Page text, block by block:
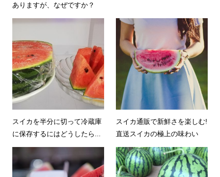
ありますが、なぜですか？
スイカを半分に切って冷蔵庫
に保存するにはどうしたら...
スイカ通販で新鮮さを楽しむ!
直送スイカの極上の味わい